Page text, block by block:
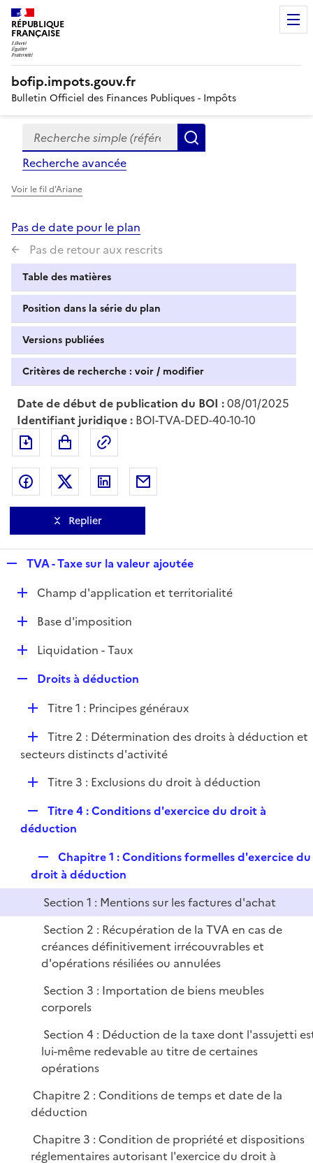
RÉPUBLIQUE
FRANÇAISE
bofip.impots.gouv.fr
Bulletin Officiel des Finances Publiques - Impôts
Formulaire
de
recherche
Recherche simple (références, mots clés, partie du
Recherche avancée
Voir le fil d'Ariane
Pas de date pour le plan
Pas de retour aux rescrits
Table des matières
Position dans la série du plan
Versions publiées
Critères de recherche : voir / modifier
Date de début de publication du BOI :08/01/2025
Identifiant juridique : BOI-TVA-DED-40-10-10
Exporter le document au format pdf
Partager sur Facebook
Partager sur Twitter
Partager sur LinkedIn
Replier
p
l
i
e
TVA - Taxe sur la valeur ajoutée
DChamp d'application et territorialité
D
e
Base d'imposition
D
l
i
e
r
Liquidation - Taux
p
l
i
e
r
Droits à déduction
D
l
Titre 1 : Principes généraux
D
é
e
r
Titre 2 : Détermination des droits à déduction et
secteurs distincts d'activité
D
l
r
Titre 3 : Exclusions du droit à déduction
e
l
i
e
r
Titre 4 : Conditions d'exercice du droit à
déduction
e
p
l
e
Chapitre 1 : Conditions formelles d'exercice du
droit à déduction
Section 1 : Mentions sur les factures d'achat
Section 2 : Récupération de la TVA en cas de
créances définitivement irrécouvrables et
d'opérations résiliées ou annulées
Section 3 : Importation de biens meubles
corporels
Section 4 : Déduction de la taxe dont l'assujetti
lui-même redevable au titre de certaines
opérations
Chapitre 2 : Conditions de temps et date de la
déduction
Chapitre 3 : Condition de propriété et dispositions
réglementaires autorisant l'exercice du droit à